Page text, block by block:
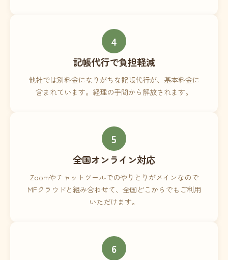
4
記帳代行で負担軽減
他社では別料金になりがちな記帳代行が、基本料金に
含まれています。経理の手間から解放されます。
5
全国オンライン対応
Zoomやチャットツールでのやりとりがメインなので
MFクラウドと組み合わせて、全国どこからでもご利用
いただけます。
6